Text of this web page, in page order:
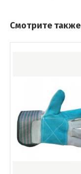
Смотрите также